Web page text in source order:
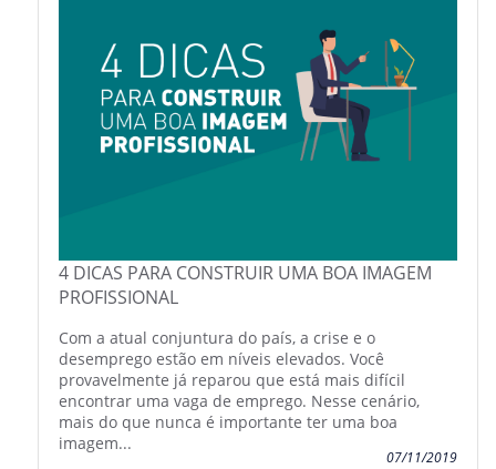
4 DICAS PARA CONSTRUIR UMA BOA IMAGEM
PROFISSIONAL
Com a atual conjuntura do país, a crise e o
desemprego estão em níveis elevados. Você
provavelmente já reparou que está mais difícil
encontrar uma vaga de emprego. Nesse cenário,
mais do que nunca é importante ter uma boa
imagem...
07/11/2019